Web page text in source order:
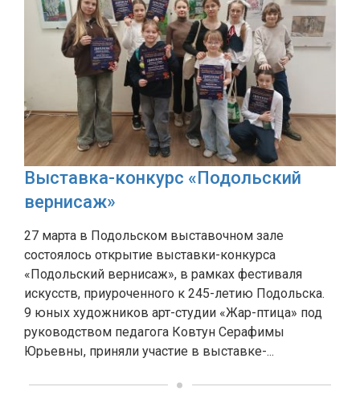
Выставка-конкурс «Подольский
вернисаж»
27 марта в Подольском выставочном зале
состоялось открытие выставки-конкурса
«Подольский вернисаж», в рамках фестиваля
искусств, приуроченного к 245-летию Подольска.
9 юных художников арт-студии «Жар-птица» под
руководством педагога Ковтун Серафимы
Юрьевны, приняли участие в выставке-...